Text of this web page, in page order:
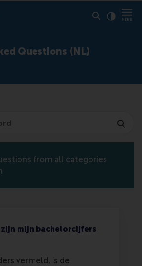
Questions (NL)
from all categories
mijn bachelorcijfers
vermeld, is de